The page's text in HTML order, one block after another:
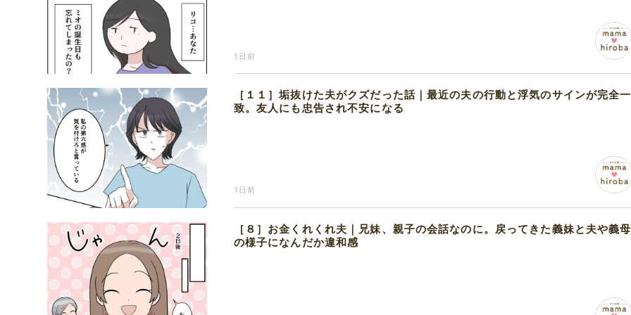
1日前
［１１］垢抜けた夫がクズだった話｜最近の夫の行動と浮気のサインが完全一
致。友人にも忠告され不安になる
1日前
［８］お金くれくれ夫｜兄妹、親子の会話なのに。戻ってきた義妹と夫や義母
の様子になんだか違和感